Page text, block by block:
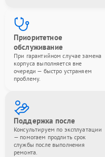
Приоритетное
обслуживание
При гарантийном случае замена
корпуса выполняется вне
очереди — быстро устраняем
проблему.
Поддержка после
Консультируем по эксплуатации
— помогаем продлить срок
службы после выполнения
ремонта.